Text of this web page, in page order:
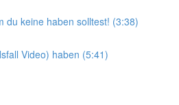
du keine haben solltest! (3:38)
Video) haben (5:41)